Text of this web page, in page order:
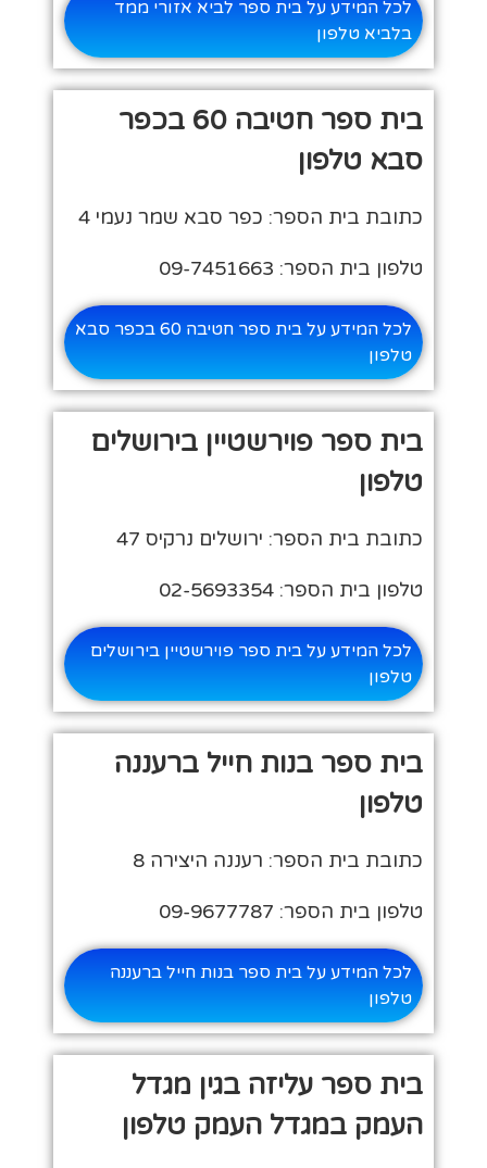
לכל המידע על בית ספר לביא אזורי ממד
בלביא טלפון
בית ספר חטיבה 60 בכפר
סבא טלפון
כתובת בית הספר: כפר סבא שמר נעמי 4
טלפון בית הספר: 09-7451663
לכל המידע על בית ספר חטיבה 60 בכפר סבא
טלפון
בית ספר פוירשטיין בירושלים
טלפון
כתובת בית הספר: ירושלים נרקיס 47
טלפון בית הספר: 02-5693354
לכל המידע על בית ספר פוירשטיין בירושלים
טלפון
בית ספר בנות חייל ברעננה
טלפון
כתובת בית הספר: רעננה היצירה 8
טלפון בית הספר: 09-9677787
לכל המידע על בית ספר בנות חייל ברעננה
טלפון
בית ספר עליזה בגין מגדל
העמק במגדל העמק טלפון